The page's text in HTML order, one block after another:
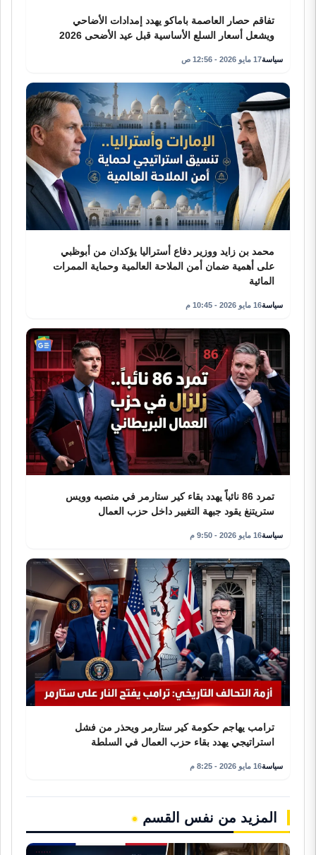
تفاقم حصار العاصمة باماكو يهدد إمدادات الأضاحي
ويشعل أسعار السلع الأساسية قبل عيد الأضحى 2026
سياسة17 مايو 2026 - 12:56 ص
محمد بن زايد ووزير دفاع أستراليا يؤكدان من أبوظبي
على أهمية ضمان أمن الملاحة العالمية وحماية الممرات
المائية
سياسة16 مايو 2026 - 10:45 م
تمرد 86 نائباً يهدد بقاء كير ستارمر في منصبه وويس
ستريتنغ يقود جبهة التغيير داخل حزب العمال
سياسة16 مايو 2026 - 9:50 م
ترامب يهاجم حكومة كير ستارمر ويحذر من فشل
استراتيجي يهدد بقاء حزب العمال في السلطة
سياسة16 مايو 2026 - 8:25 م
المزيد من نفس القسم